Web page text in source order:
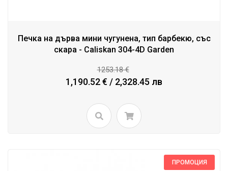
Печка на дърва мини чугунена, тип барбекю, със
скара - Caliskan 304-4D Garden
1253.18 €
1,190.52 € / 2,328.45 лв
ПРОМОЦИЯ